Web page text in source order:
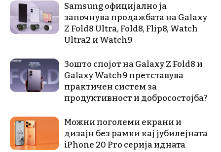
Samsung официјално ја
започнува продажбата на Galaxy
Z Fold8 Ultra, Fold8, Flip8, Watch
Ultra2 и Watch9
Зошто спојот на Galaxy Z Fold8 и
Galaxy Watch9 претставува
практичен систем за
продуктивност и добросостојба?
Можни поголеми екрани и
дизајн без рамки кај јубилејната
iPhone 20 Pro серија идната